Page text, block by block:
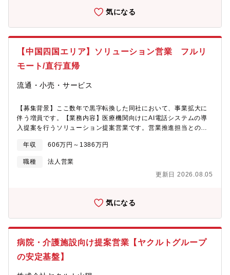
なっています。こうした現場力や顧客志向が、ロピアが成長し続
年々売上更新、店舗拡大している同社ですが、現在国内125店舗
（2025年5月現在）まで拡大しており、「2031年までにグループ
売上2兆円」という大きな目標を掲げております。飲食事業や商社
をはじめとするグループ会社の設立も続々と進行中。新店が増え
る中、続々と新しいポストが生まれており、今後ご入社される方
す！
会社役員なども目指せます。＜勤務地補足＞～多様な働き方を実
現することが可能です～ a:バリバリ稼げる総合職 b:指定エリア
内限定勤務職種 c:転居を伴う異動なしのホーム限定職※上記によ
り年収の変動あり【魅力】「100％売場主導」を徹底しており、本
部を介さず、チーフの裁量・意向で商品を買付け、仕入れ、価格
を決め、売場作り、商談、販促活動・社員採用・経営管理等も担
当していただきます。業界内でもトップクラスの経常利益率5％を
て】年々売上更新、店舗拡大している同社ですが、現在国内125店
プ売上2兆円」という大きな目標を掲げております。飲食事業や商
社をはじめとするグループ会社の設立も続々と進行中。新店が増
える中、続々と新しいポストが生まれており、今後ご入社される
す！
気になる
【中国四国エリア】ソリューション営業 フルリ
モート/直行直帰
流通・小売・サービス
【募集背景】ここ数年で黒字転換した同社において、事業拡大に
伴う増員です。【業務内容】医療機関向けにAI電話システムの導
入提案を行うソリューション提案営業です。営業推進担当とのペ
ています。※初回リードのほとんどは別ポジションのリードジェ
ネレーションが獲得してきます。■担当エリアの医療機関へ電話使
用量、平均通話時間、人件費などのコストをヒアリングし投資対
効果も併せてご提案・課題解決■ヒアリングしたインサイトをプロ
基本的には全て担当しております。【組織構成】営業のポジショ
担当などが分かれており、その上にリーダー、ゼネラルマネージ
ため柔軟な働き方が可能です！基本的にはご自宅から顧客先の医
療機関へ直行直帰で業務を行っていただきます。エリアに関して
年収 606万円～1386万円
職種
法人営業
更新日 2026.08.05
気になる
病院・介護施設向け提案営業【ヤクルトグループ
の安定基盤】